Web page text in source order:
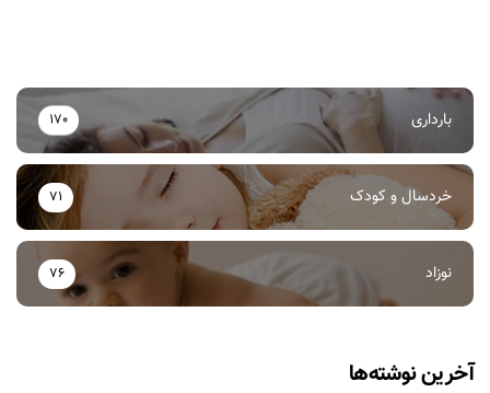
بارداری 170
خردسال و کودک 71
نوزاد 76
آخرین نوشته‌ها